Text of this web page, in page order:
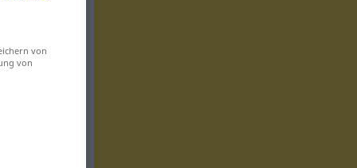
von
von